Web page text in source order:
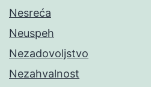
Nesreća
Neuspeh
Nezadovoljstvo
Nezahvalnost